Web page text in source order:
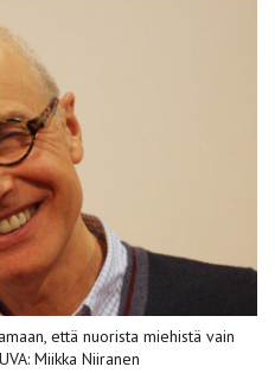
että nuorista miehistä vain
Miikka Niiranen